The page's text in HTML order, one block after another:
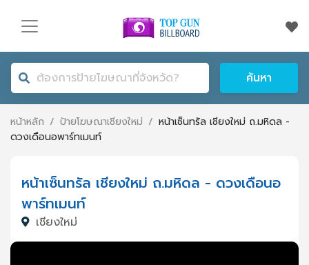
ค้นหา
หน้าหลัก / ป้ายโฆษณาเชียงใหม่ / หน้าเซ็นทรัล เชียงใหม่ ถ.มหิดล -
ดวงเดือนอพาร์ทเมนท์
หน้าเซ็นทรัล เชียงใหม่ ถ.มหิดล - ดวงเดือนอ
พาร์ทเมนท์
เชียงใหม่